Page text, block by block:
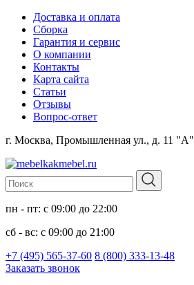
Доставка и оплата
Сборка
Гарантия и сервис
О компании
Контакты
Карта сайта
Статьи
Отзывы
Вопрос-ответ
г. Москва, Промышленная ул., д. 11 "А"
пн - пт: с 09:00 до 22:00
сб - вс: с 09:00 до 21:00
+7 (495) 565-37-60 8 (800) 333-13-48
Заказать звонок